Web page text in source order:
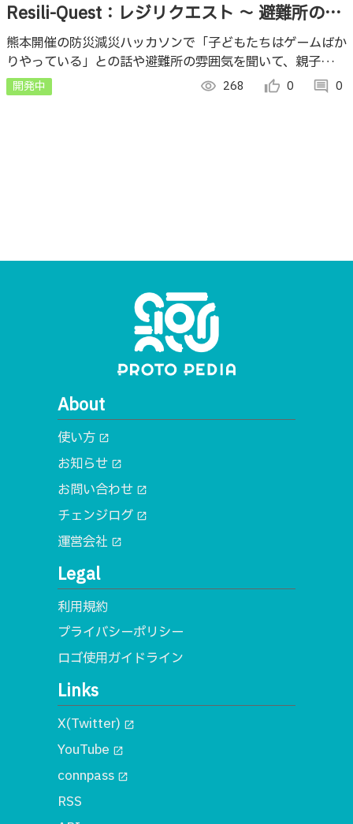
Resili-Quest：レジリクエスト ～ 避難所のヒ
ーロー
熊本開催の防災減災ハッカソンで「子どもたちはゲームばか
りやっている」との話や避難所の雰囲気を聞いて、親子や他
人同士のコミュニケーションが大きな課題と感じ、ゲームに
夢中になる子どもたちの力で解決できないかと着想。インタ
開発中 visibility 268 thumb_up_alt 0 comment 0
About
使い方 open_in_new
お知らせ open_in_new
お問い合わせ open_in_new
チェンジログ open_in_new
運営会社 open_in_new
Legal
利用規約
プライバシーポリシー
ロゴ使用ガイドライン
Links
X(Twitter) open_in_new
YouTube open_in_new
connpass open_in_new
RSS